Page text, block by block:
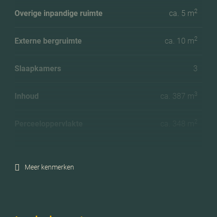
Overige inpandige ruimte ca. 5 m2
Externe bergruimte ca. 10 m2
Slaapkamers 3
Inhoud ca. 387 m3
Meer kenmerken